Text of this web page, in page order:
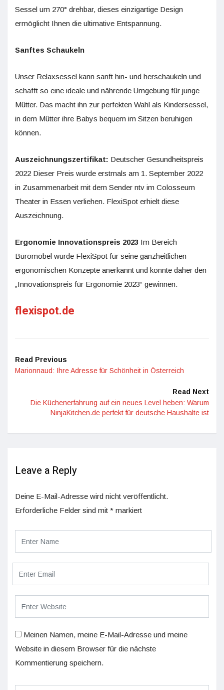
Sessel um 270° drehbar, dieses einzigartige Design
ermöglicht Ihnen die ultimative Entspannung.
Sanftes Schaukeln
Unser Relaxsessel kann sanft hin- und herschaukeln und
schafft so eine ideale und nährende Umgebung für junge
Mütter. Das macht ihn zur perfekten Wahl als Kindersessel,
in dem Mütter ihre Babys bequem im Sitzen beruhigen
können.
Auszeichnungszertifikat: Deutscher Gesundheitspreis
2022 Dieser Preis wurde erstmals am 1. September 2022
in Zusammenarbeit mit dem Sender ntv im Colosseum
Theater in Essen verliehen. FlexiSpot erhielt diese
Auszeichnung.
Ergonomie Innovationspreis 2023 Im Bereich
Büromöbel wurde FlexiSpot für seine ganzheitlichen
ergonomischen Konzepte anerkannt und konnte daher den
„Innovationspreis für Ergonomie 2023“ gewinnen.
flexispot.de
Read Previous
Marionnaud: Ihre Adresse für Schönheit in Österreich
Read Next
Die Küchenerfahrung auf ein neues Level heben: Warum
NinjaKitchen.de perfekt für deutsche Haushalte ist
Leave a Reply
Deine E-Mail-Adresse wird nicht veröffentlicht.
Erforderliche Felder sind mit * markiert
Meinen Namen, meine E-Mail-Adresse und meine
Website in diesem Browser für die nächste
Kommentierung speichern.